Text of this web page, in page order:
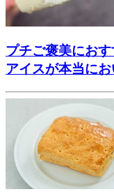
プチご褒美にお
アイスが本当に